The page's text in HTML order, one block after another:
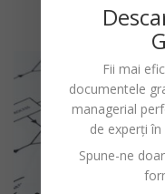
Fii mai
documentele
managerial
de experți
Spune-ne